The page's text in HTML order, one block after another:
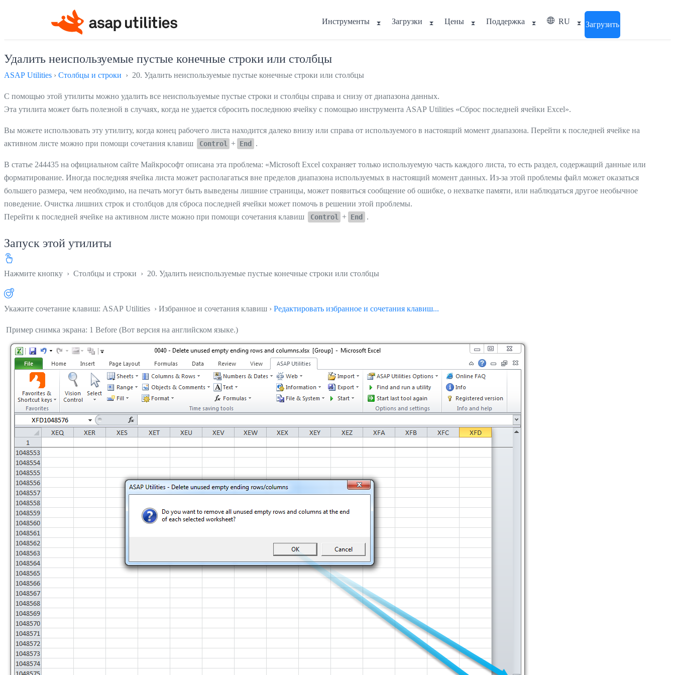
Инструменты Загрузки Цены Поддержка RU Загрузить
Удалить неиспользуемые пустые конечные строки или столбцы
ASAP Utilities › Столбцы и строки › 20. Удалить неиспользуемые пустые конечные строки или столбцы
С помощью этой утилиты можно удалить все неиспользуемые пустые строки и столбцы справа и снизу от диапазона данных.
Эта утилита может быть полезной в случаях, когда не удается сбросить последнюю ячейку с помощью инструмента ASAP Utilities «Сброс последней ячейки Excel».
Вы можете использовать эту утилиту, когда конец рабочего листа находится далеко внизу или справа от используемого в настоящий момент диапазона. Перейти к последней ячейке на
активном листе можно при помощи сочетания клавиш
Control + End .
В статье 244435 на официальном сайте Майкрософт описана эта проблема: «Microsoft Excel сохраняет только используемую часть каждого листа, то есть раздел, содержащий данные или
форматирование. Иногда последняя ячейка листа может располагаться вне пределов диапазона используемых в настоящий момент данных. Из-за этой проблемы файл может оказаться
большего размера, чем необходимо, на печать могут быть выведены лишние страницы, может появиться сообщение об ошибке, о нехватке памяти, или наблюдаться другое необычное
поведение. Очистка лишних строк и столбцов для сброса последней ячейки может помочь в решении этой проблемы.
Перейти к последней ячейке на активном листе можно при помощи сочетания клавиш
Control + End .
Запуск этой утилиты
Нажмите кнопку › Столбцы и строки › 20. Удалить неиспользуемые пустые конечные строки или столбцы
Укажите сочетание клавиш: ASAP Utilities › Избранное и сочетания клавиш › Редактировать избранное и сочетания клавиш...
Пример снимка экрана: 1 Before (Вот версия на английском языке.)